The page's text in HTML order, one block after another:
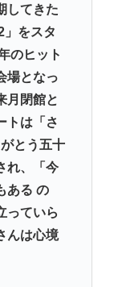
してきた
」をスタ
のヒット
場となっ
月閉館と
トは「さ
とう五十
れ、「今
ある の
っていら
んは心境